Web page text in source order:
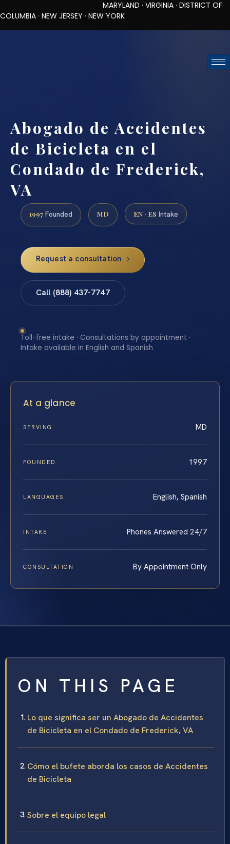
MARYLAND · VIRGINIA · DISTRICT OF
COLUMBIA · NEW JERSEY · NEW YORK
Abogado de Accidentes
de Bicicleta en el
Condado de Frederick,
VA
1997 Founded MD EN · ES Intake
Request a consultation
Call (888) 437-7747
Toll-free intake · Consultations by appointment ·
Intake available in English and Spanish
At a glance
SERVING MD
FOUNDED 1997
LANGUAGES English, Spanish
INTAKE Phones Answered 24/7
CONSULTATION By Appointment Only
ON THIS PAGE
Lo que significa ser un Abogado de Accidentes
de Bicicleta en el Condado de Frederick, VA
Cómo el bufete aborda los casos de Accidentes
de Bicicleta
Sobre el equipo legal